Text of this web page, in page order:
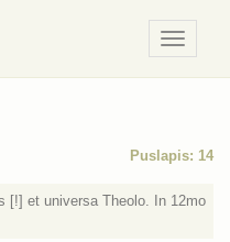
/
Meniu
Puslapis: 14
[!] et universa Theolo. In 12mo